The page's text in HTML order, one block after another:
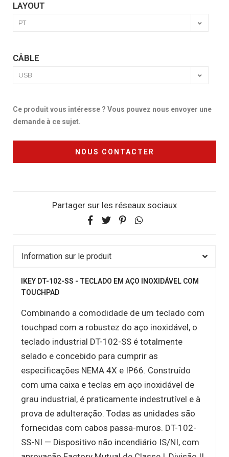
LAYOUT
CÂBLE
Ce produit vous intéresse ? Vous pouvez nous envoyer une
demande à ce sujet.
NOUS CONTACTER
Partager sur les réseaux sociaux
Information sur le produit
IKEY DT-102-SS - TECLADO EM AÇO INOXIDÁVEL COM
TOUCHPAD
Combinando a comodidade de um teclado com
touchpad com a robustez do aço inoxidável, o
teclado industrial DT-102-SS é totalmente
selado e concebido para cumprir as
especificações NEMA 4X e IP66. Construído
com uma caixa e teclas em aço inoxidável de
grau industrial, é praticamente indestrutível e à
prova de adulteração. Todas as unidades são
fornecidas com cabos passa-muros. DT-102-
SS-NI — Dispositivo não incendiário IS/NI, com